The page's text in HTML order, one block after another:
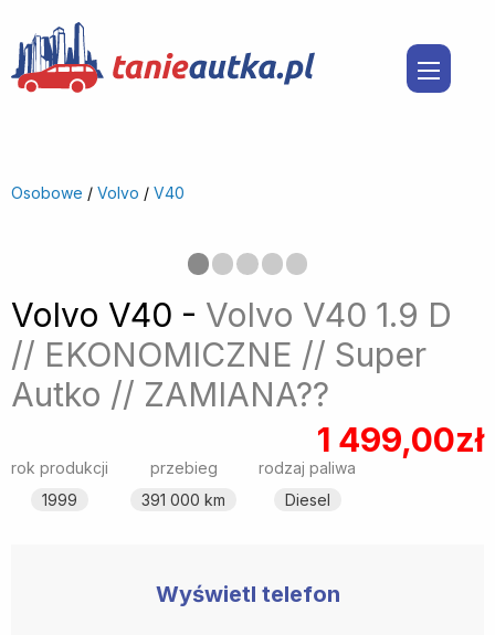
Osobowe / Volvo / V40
Volvo V40 - Volvo V40 1.9 D
// EKONOMICZNE // Super
Autko // ZAMIANA??
1 499,00zł
rok produkcji
1999
przebieg
391 000 km
rodzaj paliwa
Diesel
Wyświetl telefon